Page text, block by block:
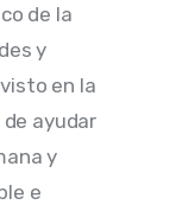
de la
y
en la
ayudar
y
e